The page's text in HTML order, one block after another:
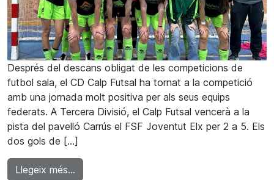
Després del descans obligat de les competicions de
futbol sala, el CD Calp Futsal ha tornat a la competició
amb una jornada molt positiva per als seus equips
federats. A Tercera Divisió, el Calp Futsal vencerà a la
pista del pavelló Carrús el FSF Joventut Elx per 2 a 5. Els
dos gols de […]
Llegeix més…